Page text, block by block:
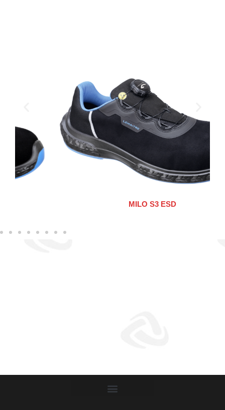
MILO S3 ESD